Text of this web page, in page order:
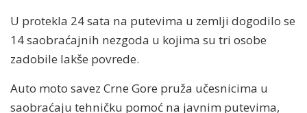
U protekla 24 sata na putevima u zemlji dogodilo se
14 saobraćajnih nezgoda u kojima su tri osobe
zadobile lakše povrede.
Auto moto savez Crne Gore pruža učesnicima u
saobraćaju tehničku pomoć na javnim putevima,